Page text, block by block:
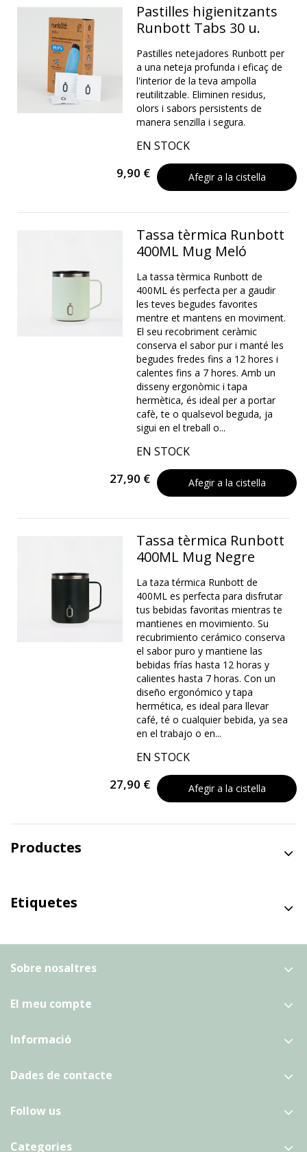
Pastilles higienitzants
Runbott Tabs 30 u.
Pastilles netejadores Runbott per
a una neteja profunda i eficaç de
l'interior de la teva ampolla
reutilitzable. Eliminen residus,
olors i sabors persistents de
manera senzilla i segura.
EN STOCK
9,90 € Afegir a la cistella
Tassa tèrmica Runbott
400ML Mug Meló
La tassa tèrmica Runbott de
400ML és perfecta per a gaudir
les teves begudes favorites
mentre et mantens en moviment.
El seu recobriment ceràmic
conserva el sabor pur i manté les
begudes fredes fins a 12 hores i
calentes fins a 7 hores. Amb un
disseny ergonòmic i tapa
hermètica, és ideal per a portar
cafè, te o qualsevol beguda, ja
sigui en el treball o...
EN STOCK
27,90 € Afegir a la cistella
Tassa tèrmica Runbott
400ML Mug Negre
La taza térmica Runbott de
400ML es perfecta para disfrutar
tus bebidas favoritas mientras te
mantienes en movimiento. Su
recubrimiento cerámico conserva
el sabor puro y mantiene las
bebidas frías hasta 12 horas y
calientes hasta 7 horas. Con un
diseño ergonómico y tapa
hermética, es ideal para llevar
café, té o cualquier bebida, ya sea
en el trabajo o en...
EN STOCK
27,90 € Afegir a la cistella
Productes
Etiquetes
Sobre nosaltres
El meu compte
Informació
Dades de contacte
Follow us
Categories